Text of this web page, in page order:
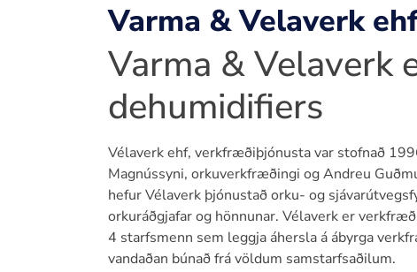
Varma & Velaverk
Varma & Velaverk
dehumidifiers
Vélaverk ehf, verkfræðiþjónusta var stofnað
Magnússyni, orkuverkfræðingi og Andreu
hefur Vélaverk þjónustað orku- og
orkuráðgjafar og hönnunar. Vélaverk er
4 starfsmenn sem leggja áhersla á ábyrga
vandaðan búnað frá völdum samstarfsaðilum.